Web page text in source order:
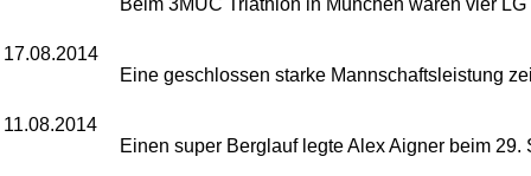
Beim 3MUC Triathlon in München waren vier
17.08.2014
Eine geschlossen starke Mannschaftsleistung
11.08.2014
Einen super Berglauf legte Alex Aigner beim 29.